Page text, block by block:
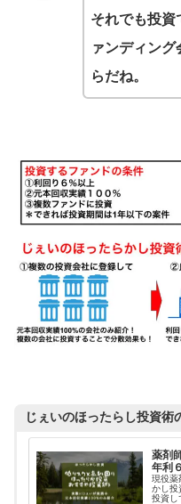
それでも投資
ァンディン
らだね。
じぇいのほったらし投資術
薬剤
年利
現役薬
かし投
投資し